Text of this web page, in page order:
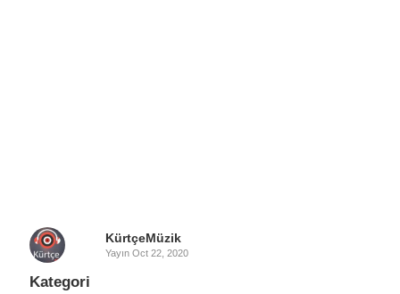
KürtçeMüzik
Yayın Oct 22, 2020
Kategori